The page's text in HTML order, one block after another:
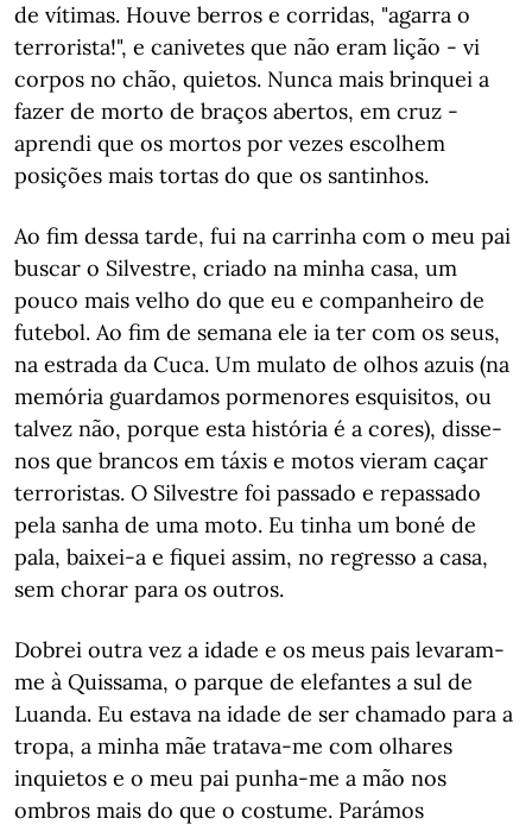
de vítimas. Houve berros e corridas, "agarra o
terrorista!", e canivetes que não eram lição - vi
corpos no chão, quietos. Nunca mais brinquei a
fazer de morto de braços abertos, em cruz -
aprendi que os mortos por vezes escolhem
posições mais tortas do que os santinhos.
Ao fim dessa tarde, fui na carrinha com o meu pai
buscar o Silvestre, criado na minha casa, um
pouco mais velho do que eu e companheiro de
futebol. Ao fim de semana ele ia ter com os seus,
na estrada da Cuca. Um mulato de olhos azuis (na
memória guardamos pormenores esquisitos, ou
talvez não, porque esta história é a cores), disse-
nos que brancos em táxis e motos vieram caçar
terroristas. O Silvestre foi passado e repassado
pela sanha de uma moto. Eu tinha um boné de
pala, baixei-a e fiquei assim, no regresso a casa,
sem chorar para os outros.
Dobrei outra vez a idade e os meus pais levaram-
me à Quissama, o parque de elefantes a sul de
Luanda. Eu estava na idade de ser chamado para a
tropa, a minha mãe tratava-me com olhares
inquietos e o meu pai punha-me a mão nos
ombros mais do que o costume. Parámos